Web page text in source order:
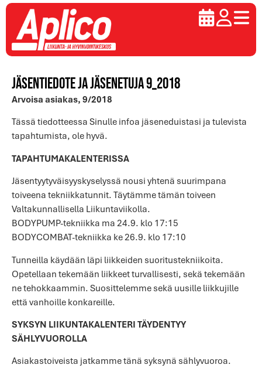
Jäsentiedote ja jäsenetuja 9_2018
Arvoisa asiakas, 9/2018
Tässä tiedotteessa Sinulle infoa jäseneduistasi ja tulevista
tapahtumista, ole hyvä.
TAPAHTUMAKALENTERISSA
Jäsentyytyväisyyskyselyssä nousi yhtenä suurimpana
toiveena tekniikkatunnit. Täytämme tämän toiveen
Valtakunnallisella Liikuntaviikolla.
BODYPUMP-tekniikka ma 24.9. klo 17:15
BODYCOMBAT-tekniikka ke 26.9. klo 17:10
Tunneilla käydään läpi liikkeiden suoritustekniikoita.
Opetellaan tekemään liikkeet turvallisesti, sekä tekemään
ne tehokkaammin. Suosittelemme sekä uusille liikkujille
että vanhoille konkareille.
SYKSYN LIIKUNTAKALENTERI TÄYDENTYY
SÄHLYVUOROLLA
Asiakastoiveista jatkamme tänä syksynä sählyvuoroa.